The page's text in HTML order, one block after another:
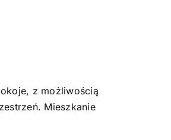
z możliwością
Mieszkanie